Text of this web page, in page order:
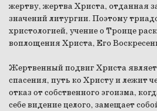
жертву, жертва Христа, отданная
значений литургии. Поэтому
христологией, учение о Троице
воплощения Христа, Его
Жертвенный подвиг Христа
спасения, путь ко Христу и лежит
отказ от собственного эгоизма,
себе видение целого, замещает